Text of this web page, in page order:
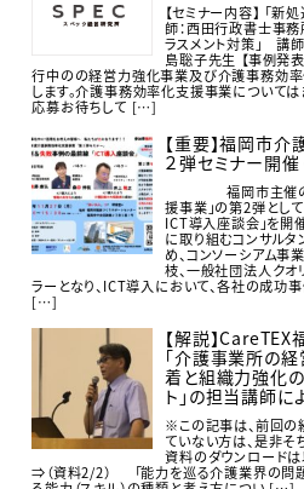
【セミナー内容】
師：西田行政書士事
ラスメント対策」 講
島聡子先生 【事例発
行中のの経営力強化事業及び介護事務効
します。介護事務効率化支援事業について
応募お待ちして […]
【重要】福岡市
２弾セミナー開催
福岡市主催の「
援事業」の第2弾とし
ICT導入座談会」を開
に取り組むコンサル
め、コンソーシアム
枝、一般社団法人クオ
ラーとなり、ICT導入において、各社の成功
[…]
【解説】
「介護事業所の
着と組織力強化
ト」の担当講師
※この記事は、前回の
ていない方は、是非そ
資料のダウンロード
⇒（資料2/2） 「能力を巡る介護業界の問